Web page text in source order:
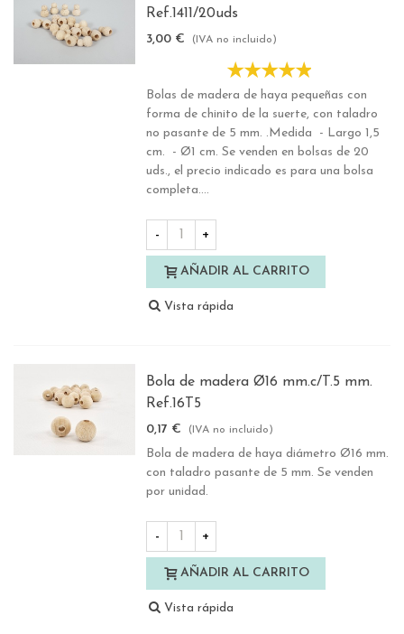
Ref.1411/20uds
3,00 € (IVA no incluido)
Bolas de madera de haya pequeñas con
forma de chinito de la suerte, con taladro
no pasante de 5 mm. .Medida - Largo 1,5
cm. - Ø1 cm. Se venden en bolsas de 20
uds., el precio indicado es para una bolsa
completa....
- +
AÑADIR AL CARRITO
Vista rápida
Bola de madera Ø16 mm.c/T.5 mm.
Ref.16T5
0,17 € (IVA no incluido)
Bola de madera de haya diámetro Ø16 mm.
con taladro pasante de 5 mm. Se venden
por unidad.
- +
AÑADIR AL CARRITO
Vista rápida